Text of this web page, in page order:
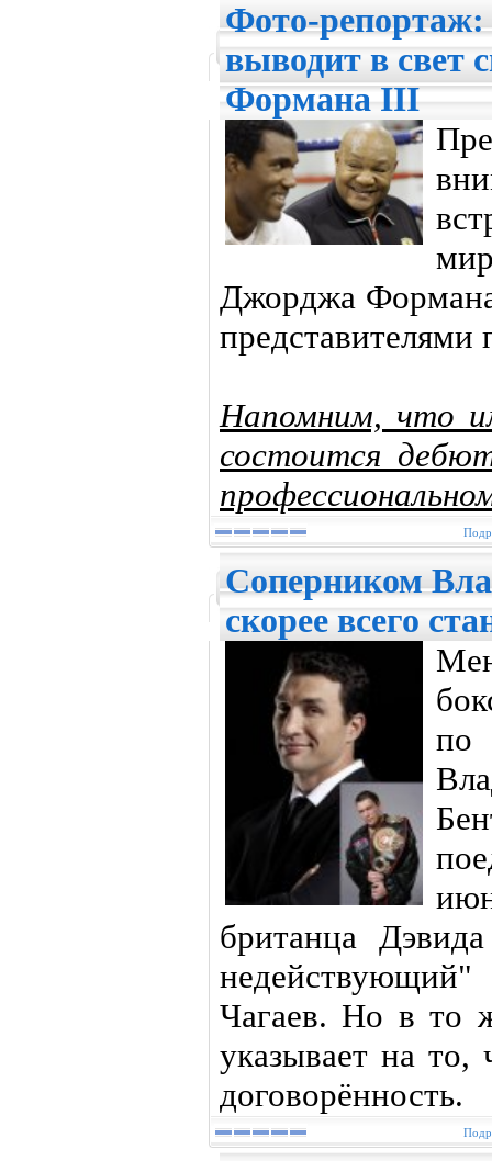
Фото-
выводит в свет
Формана III
Джорджа
представителями
Напомним, что
состоится
Соперником
скорее всего
по
британца
Чагаев. Но в то
указывает на то,
договорённость.